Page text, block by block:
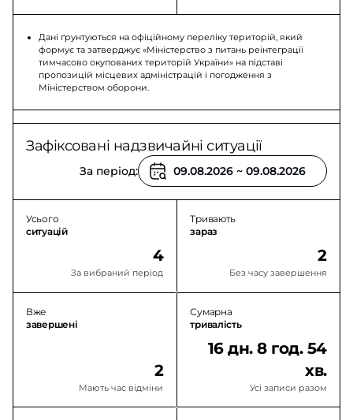
Дані ґрунтуються на офіційному переліку територій, який
формує та затверджує «Міністерство з питань реінтеграції
тимчасово окупованих територій України» на підставі
пропозицій місцевих адміністрацій і погодження з
Міністерством оборони.
Зафіксовані надзвичайні ситуації
За період:
Усього
ситуацій
4
За вибраний період
Тривають
зараз
2
Без часу завершення
Вже
завершені
2
Мають час відміни
Сумарна
тривалість
16 дн. 8 год. 54
хв.
Усі записи разом